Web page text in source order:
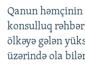
Qanun
konsulluq
ölkəyə gələn
üzərində ola